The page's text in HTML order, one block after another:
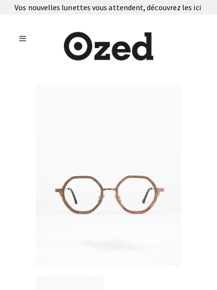
Vos nouvelles lunettes vous attendent, découvrez les ici